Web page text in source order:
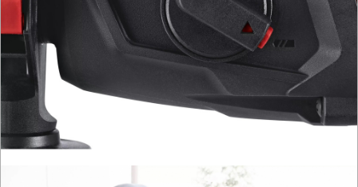
szlifierki
kątowe
szlifierki
mimośrod.
szlifierki
oscylacyjne